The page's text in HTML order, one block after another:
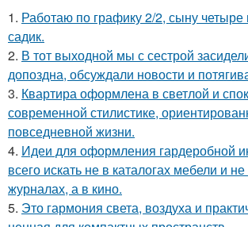
1. Работаю по графику 2/2, сыну четыре
садик.
2. В тот выходной мы с сестрой
допоздна, обсуждали новости и
3. Квартира оформлена в светлой и
современной стилистике,
повседневной жизни.
4. Идеи для оформления гардеробной
всего искать не в каталогах мебели и
журналах, а в кино.
5. Это гармония света, воздуха и